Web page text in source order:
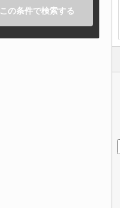
この条件で検索する